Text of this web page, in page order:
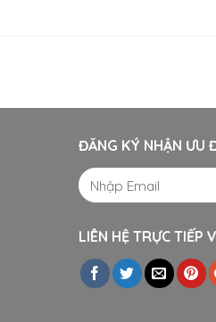
ĐĂNG KÝ NHẬN ƯU
LIÊN HỆ TRỰC TIẾP